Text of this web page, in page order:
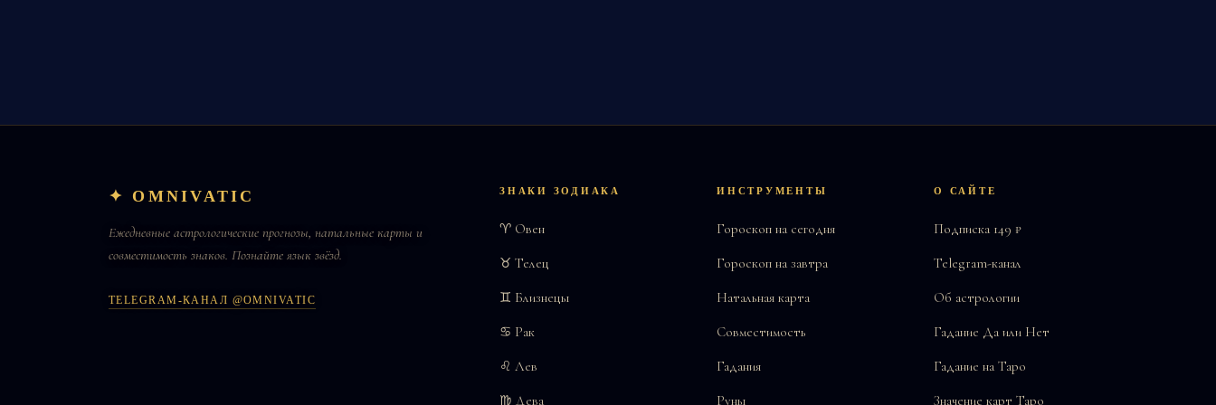
✦ OMNIVATIC
Ежедневные астрологические прогнозы, натальные карты и
совместимость знаков. Познайте язык звёзд.
TELEGRAM-КАНАЛ @OMNIVATIC
ЗНАКИ ЗОДИАКА
♈ Овен
♉ Телец
♊ Близнецы
♋ Рак
♌ Лев
♍ Дева
ИНСТРУМЕНТЫ
Гороскоп на сегодня
Гороскоп на завтра
Натальная карта
Совместимость
Гадания
Руны
О САЙТЕ
Подписка 149 ₽
Telegram-канал
Об астрологии
Гадание Да или Нет
Гадание на Таро
Значение карт Таро